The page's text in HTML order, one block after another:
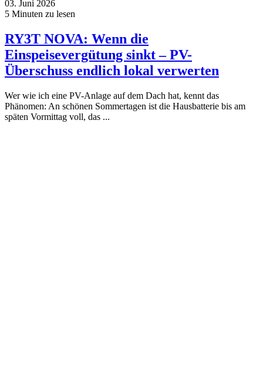
03. Juni 2026
5 Minuten zu lesen
RY3T NOVA: Wenn die
Einspeisevergütung sinkt – PV-
Überschuss endlich lokal verwerten
Wer wie ich eine PV-Anlage auf dem Dach hat, kennt das
Phänomen: An schönen Sommertagen ist die Hausbatterie bis am
späten Vormittag voll, das ...